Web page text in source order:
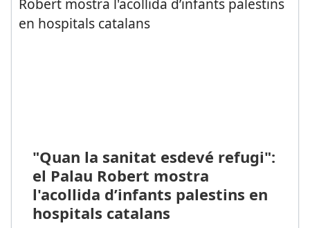
"Quan la sanitat esdevé refugi":
el Palau Robert mostra
l'acollida d’infants palestins en
hospitals catalans